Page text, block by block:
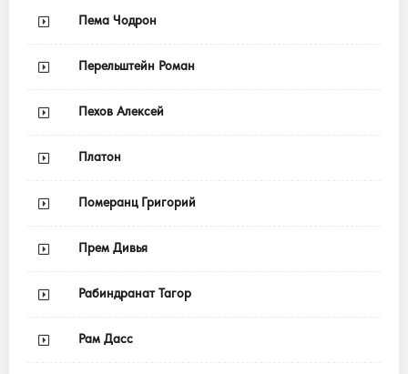
Пема Чодрон
Перельштейн Роман
Пехов Алексей
Платон
Померанц Григорий
Прем Дивья
Рабиндранат Тагор
Рам Дасс